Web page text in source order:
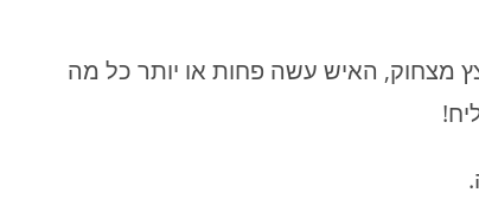
מצחוק, האיש עשה פחות או יותר כל מה